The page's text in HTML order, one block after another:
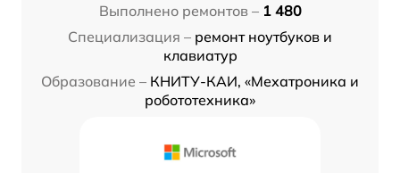
Выполнено ремонтов – 1 480
Специализация – ремонт ноутбуков и
клавиатур
Образование – КНИТУ-КАИ, «Мехатроника и
робототехника»